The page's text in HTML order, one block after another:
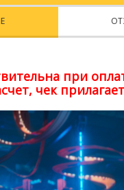
при
чек